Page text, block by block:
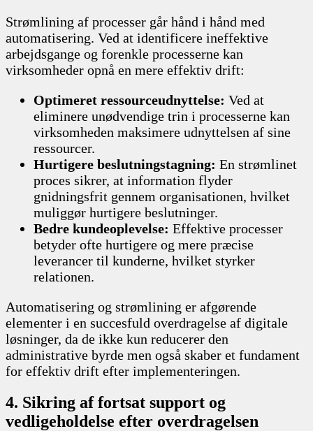
Strømlining af processer går hånd i hånd med
automatisering. Ved at identificere ineffektive
arbejdsgange og forenkle processerne kan
virksomheder opnå en mere effektiv drift:
Optimeret ressourceudnyttelse: Ved at
eliminere unødvendige trin i processerne kan
virksomheden maksimere udnyttelsen af sine
ressourcer.
Hurtigere beslutningstagning: En strømlinet
proces sikrer, at information flyder
gnidningsfrit gennem organisationen, hvilket
muliggør hurtigere beslutninger.
Bedre kundeoplevelse: Effektive processer
betyder ofte hurtigere og mere præcise
leverancer til kunderne, hvilket styrker
relationen.
Automatisering og strømlining er afgørende
elementer i en succesfuld overdragelse af digitale
løsninger, da de ikke kun reducerer den
administrative byrde men også skaber et fundament
for effektiv drift efter implementeringen.
4. Sikring af fortsat support og
vedligeholdelse efter overdragelsen